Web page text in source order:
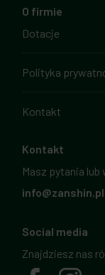
O firmie
Dotacje
Polityka
Kontakt
Kontakt
Masz pytania
info@zanshin.pl
Social media
Znajdziesz nas